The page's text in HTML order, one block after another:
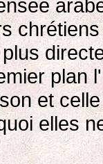
plan
et
elles